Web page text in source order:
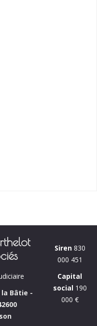
la Bâtie -
Siren830
000 451
Capital
social190
000 €